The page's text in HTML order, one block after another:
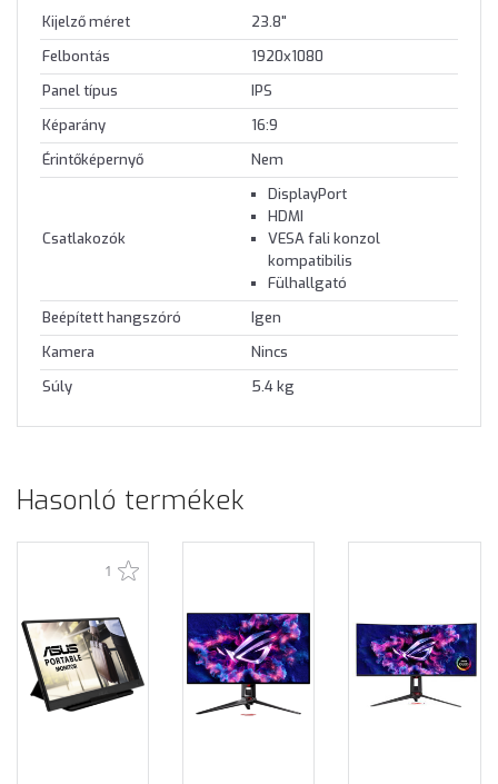
Kijelző méret
23.8"
Felbontás
1920x1080
Panel típus
IPS
Képarány
16:9
Érintőképernyő
Nem
Csatlakozók
DisplayPort
HDMI
VESA fali konzol
kompatibilis
Fülhallgató
Beépített hangszóró
Igen
Kamera
Nincs
Súly
5.4 kg
Hasonló termékek
1